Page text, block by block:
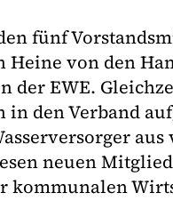
fünf
Heine von den
der EWE.
den Verband
aus
neuen
kommunalen